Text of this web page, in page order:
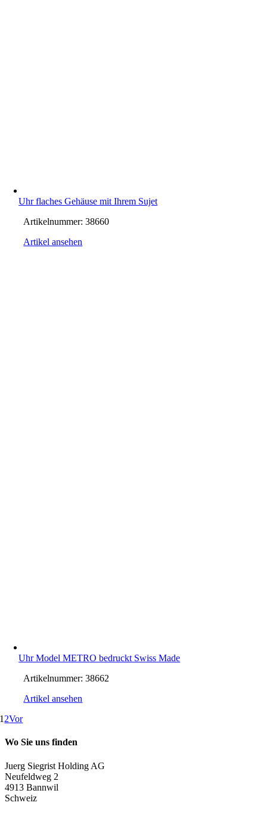
Uhr flaches Gehäuse mit Ihrem Sujet
Artikelnummer:38660
Artikel ansehen
Uhr Model METRO bedruckt Swiss Made
Artikelnummer:38662
Artikel ansehen
1 2Vor
Wo Sie uns finden
Juerg Siegrist Holding AG
Neufeldweg 2
4913 Bannwil
Schweiz